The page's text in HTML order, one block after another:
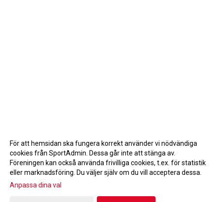
Gå till Webbversion
För att hemsidan ska fungera korrekt använder vi nödvändiga
cookies från SportAdmin. Dessa går inte att stänga av.
Föreningen kan också använda frivilliga cookies, t.ex. för statistik
eller marknadsföring. Du väljer själv om du vill acceptera dessa.
Anpassa dina val